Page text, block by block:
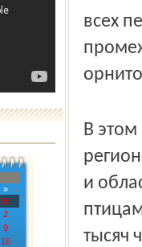
»
Вс
2
9
16
всех
В этом
и
тысяч